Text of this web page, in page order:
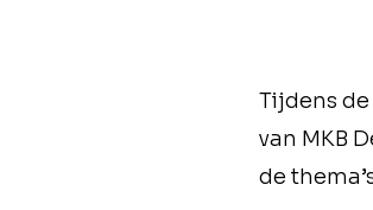
Tijdens
van MKB
de